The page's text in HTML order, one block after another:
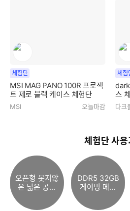
체험단
MSI MAG PANO 100R 프로젝
트 제로 블랙 케이스 체험단
MSI 오늘마감
체험
스
다크
체험단 사용
오픈형 못지않
은 넓은 공간
헤드폰 추천,
DDR5 32GB
게이밍 메모
DR5-6000 C